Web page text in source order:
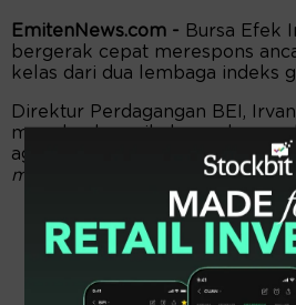
EmitenNews.com - Bursa Efek
bergerak cepat merespons
kelas dari dua lembaga indeks
Direktur Perdagangan BEI,
menekankan pihaknya akan
agar Indonesia tetap bertahan
market.